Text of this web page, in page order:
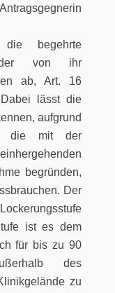
begehrte
der von ihr
ab, Art. 16
lässt die
aufgrund
die mit der
begründen,
Der
ist es dem
für bis zu 90
des
zu